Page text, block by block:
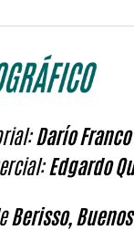
Darío
Edgardo
Berisso,